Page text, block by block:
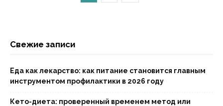
Свежие записи
Еда как лекарство: как питание становится главным
инструментом профилактики в 2026 году
Кето-диета: проверенный временем метод или